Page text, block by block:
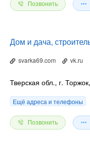
Позвонить
Дом и дача,
svarka69.com vk.ru
Тверская обл., г.
Ещё адреса и телефоны
Позвонить